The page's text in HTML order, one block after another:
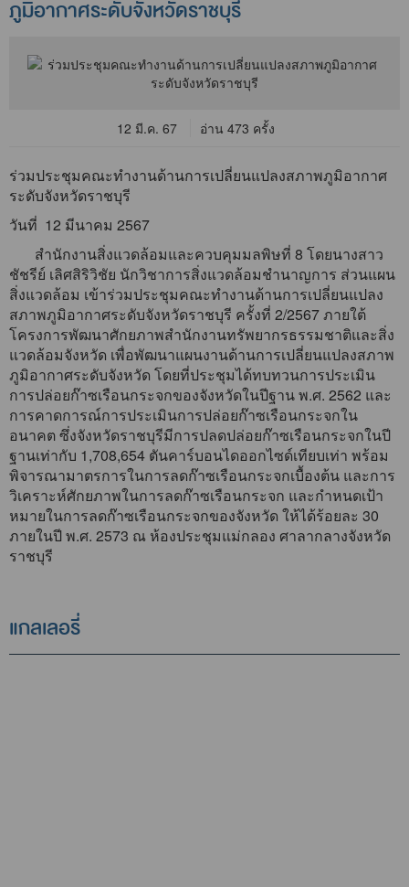
ภูมิอากาศระดับจังหวัดราชบุรี
12 มี.ค. 67 อ่าน 473 ครั้ง
ร่วมประชุมคณะทำงานด้านการเปลี่ยนแปลงสภาพภูมิอากาศ
ระดับจังหวัดราชบุรี
วันที่ 12 มีนาคม 2567
สำนักงานสิ่งแวดล้อมและควบคุมมลพิษที่ 8 โดยนางสาว
ชัชรีย์ เลิศสิริวิชัย นักวิชาการสิ่งแวดล้อมชำนาญการ ส่วนแผน
สิ่งแวดล้อม เข้าร่วมประชุมคณะทำงานด้านการเปลี่ยนแปลง
สภาพภูมิอากาศระดับจังหวัดราชบุรี ครั้งที่ 2/2567 ภายใต้
โครงการพัฒนาศักยภาพสำนักงานทรัพยากรธรรมชาติและสิ่ง
แวดล้อมจังหวัด เพื่อพัฒนาแผนงานด้านการเปลี่ยนแปลงสภาพ
ภูมิอากาศระดับจังหวัด โดยที่ประชุมได้ทบทวนการประเมิน
การปล่อยก๊าซเรือนกระจกของจังหวัดในปีฐาน พ.ศ. 2562 และ
การคาดการณ์การประเมินการปล่อยก๊าซเรือนกระจกใน
อนาคต ซึ่งจังหวัดราชบุรีมีการปลดปล่อยก๊าซเรือนกระจกในปี
ฐานเท่ากับ 1,708,654 ตันคาร์บอนไดออกไซด์เทียบเท่า พร้อม
พิจารณามาตรการในการลดก๊าซเรือนกระจกเบื้องต้น และการ
วิเคราะห์ศักยภาพในการลดก๊าซเรือนกระจก และกำหนดเป้า
หมายในการลดก๊าซเรือนกระจกของจังหวัด ให้ได้ร้อยละ 30
ภายในปี พ.ศ. 2573 ณ ห้องประชุมแม่กลอง ศาลากลางจังหวัด
ราชบุรี
แกลเลอรี่